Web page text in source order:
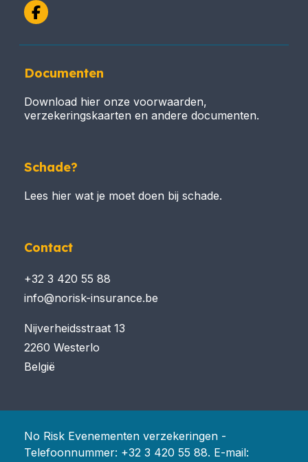
Facebook
Documenten
Download hier onze voorwaarden,
verzekeringskaarten en andere documenten.
Schade?
Lees hier wat je moet doen bij schade.
Contact
+32 3 420 55 88
info@norisk-insurance.be
Nijverheidsstraat 13
2260 Westerlo
België
No Risk Evenementen verzekeringen -
Telefoonnummer: +32 3 420 55 88. E-mail: